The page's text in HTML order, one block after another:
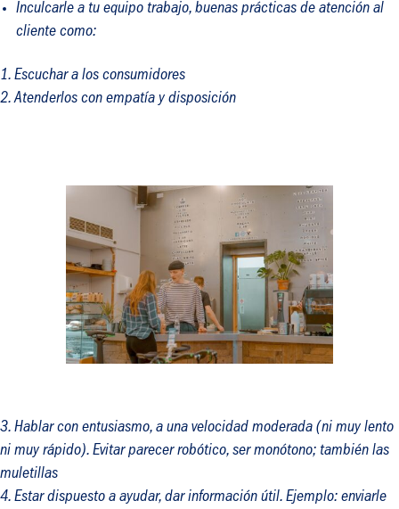
Inculcarle a tu equipo trabajo, buenas prácticas de atención al
cliente como:
Escuchar a los consumidores
Atenderlos con empatía y disposición
Hablar con entusiasmo, a una velocidad moderada (ni muy lento
ni muy rápido). Evitar parecer robótico, ser monótono; también las
muletillas
Estar dispuesto a ayudar, dar información útil. Ejemplo: enviarle